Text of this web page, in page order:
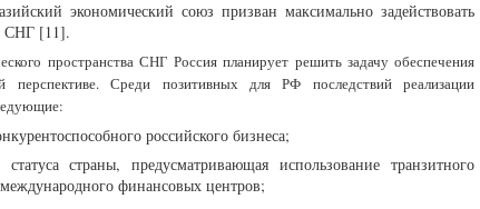
экономический союз призван максимально задействовать
СНГ [11].
пространства СНГ Россия планирует решить задачу обеспечения
перспективе. Среди позитивных для РФ последствий реализации
российского бизнеса;
страны, предусматривающая использование транзитного
финансовых центров;